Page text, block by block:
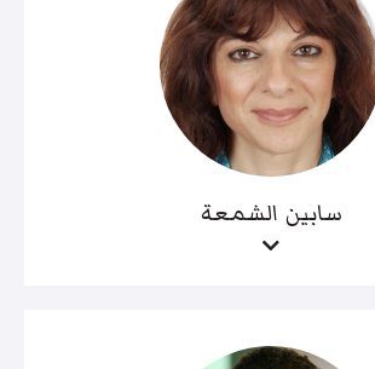
سابين الشمعة